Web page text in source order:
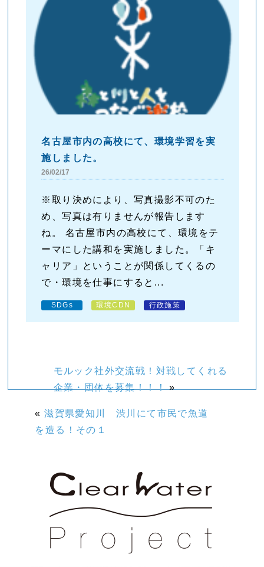
名古屋市内の高校にて、環境学習を実
施しました。
26/02/17
※取り決めにより、写真撮影不可のた
め、写真は有りませんが報告します
ね。 名古屋市内の高校にて、環境をテ
ーマにした講和を実施しました。「キ
ャリア」ということが関係してくるの
で・環境を仕事にすると...
SDGs 環境CDN 行政施策
モルック社外交流戦！対戦してくれる
企業・団体を募集！！！»
«滋賀県愛知川 渋川にて市民で魚道
を造る！その１